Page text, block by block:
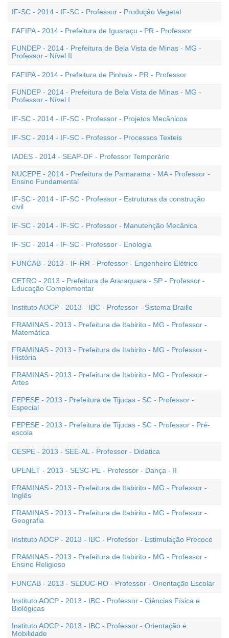
IF-SC - 2014 - IF-SC - Professor - Produção Vegetal
FAFIPA - 2014 - Prefeitura de Iguaraçu - PR - Professor
FUNDEP - 2014 - Prefeitura de Bela Vista de Minas - MG -
Professor - Nível II
FAFIPA - 2014 - Prefeitura de Pinhais - PR - Professor
FUNDEP - 2014 - Prefeitura de Bela Vista de Minas - MG -
Professor - Nível I
IF-SC - 2014 - IF-SC - Professor - Projetos Mecânicos
IF-SC - 2014 - IF-SC - Professor - Processos Texteis
IADES - 2014 - SEAP-DF - Professor Temporário
NUCEPE - 2014 - Prefeitura de Parnarama - MA - Professor -
Ensino Fundamental
IF-SC - 2014 - IF-SC - Professor - Estruturas da construção
civil
IF-SC - 2014 - IF-SC - Professor - Manutenção Mecânica
IF-SC - 2014 - IF-SC - Professor - Enologia
FUNCAB - 2013 - IF-RR - Professor - Engenheiro Elétrico
CETRO - 2013 - Prefeitura de Araraquara - SP - Professor -
Educação Complementar
Instituto AOCP - 2013 - IBC - Professor - Sistema Braille
FRAMINAS - 2013 - Prefeitura de Itabirito - MG - Professor -
Matemática
FRAMINAS - 2013 - Prefeitura de Itabirito - MG - Professor -
História
FRAMINAS - 2013 - Prefeitura de Itabirito - MG - Professor -
Artes
FEPESE - 2013 - Prefeitura de Tijucas - SC - Professor -
Especial
FEPESE - 2013 - Prefeitura de Tijucas - SC - Professor - Pré-
escola
CESPE - 2013 - SEE-AL - Professor - Didatica
UPENET - 2013 - SESC-PE - Professor - Dança - II
FRAMINAS - 2013 - Prefeitura de Itabirito - MG - Professor -
Inglês
FRAMINAS - 2013 - Prefeitura de Itabirito - MG - Professor -
Geografia
Instituto AOCP - 2013 - IBC - Professor - Estimulação Precoce
FRAMINAS - 2013 - Prefeitura de Itabirito - MG - Professor -
Ensino Religioso
FUNCAB - 2013 - SEDUC-RO - Professor - Orientação Escolar
Instituto AOCP - 2013 - IBC - Professor - Ciências Física e
Biológicas
Instituto AOCP - 2013 - IBC - Professor - Orientação e
Mobilidade